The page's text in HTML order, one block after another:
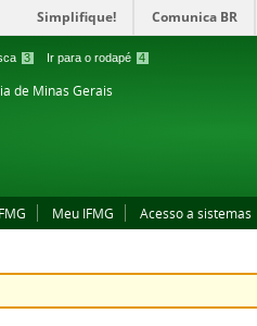
3 Ir para o rodapé 4
Simplifique! Comunica BR
de Minas Gerais
Meu IFMG Acesso a sistemas